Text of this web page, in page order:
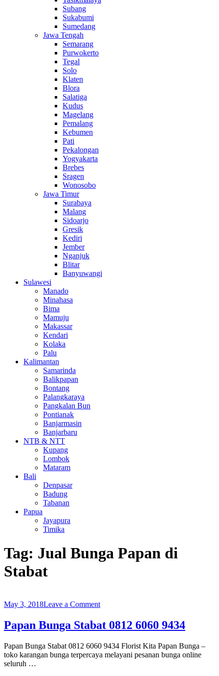
Subang
Sukabumi
Sumedang
Jawa Tengah
Semarang
Purwokerto
Tegal
Solo
Klaten
Blora
Salatiga
Kudus
Magelang
Pemalang
Kebumen
Pati
Pekalongan
Yogyakarta
Brebes
Sragen
Wonosobo
Jawa Timur
Surabaya
Malang
Sidoarjo
Gresik
Kediri
Jember
Nganjuk
Blitar
Banyuwangi
Sulawesi
Manado
Minahasa
Bima
Mamuju
Makassar
Kendari
Kolaka
Palu
Kalimantan
Samarinda
Balikpapan
Bontang
Palangkaraya
Pangkalan Bun
Pontianak
Banjarmasin
Banjarbaru
NTB & NTT
Kupang
Lombok
Mataram
Bali
Denpasar
Badung
Tabanan
Papua
Jayapura
Timika
Tag: Jual Bunga Papan di
Stabat
May 3, 2018Leave a Commenton
Bunga
Stabat
6060
9434
Papan Bunga Stabat 0812 6060 9434
Papan Bunga Stabat 0812 6060 9434 Florist Kita Papan Bunga –
toko karangan bunga terpercaya melayani pesanan bunga online
seluruh …